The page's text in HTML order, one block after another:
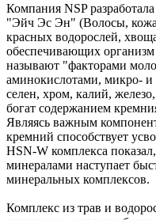
Компания NSP
"Эйч Эс Эн" (Волосы,
красных водорослей,
обеспечивающих
называют "факторами
аминокислотами, микро-
селен, хром, калий,
богат содержанием
Являясь важным
кремний способствует
HSN-W комплекса
минералами наступает
минеральных комплексов.
Комплекс из трав и